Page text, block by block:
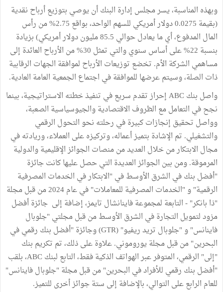
وبهذه المناسبة، يسر مجلس إدارة البنك أن يوصي بتوزيع أرباح نقدية
(بقيمة 0.0275 دولار أمريكي للسهم الواحد، بواقع 2.75% من رأس
المال المدفوع، أي ما يعادل حوالي 85.5 مليون دولار أمريكي) بزيادة
بنسبة 22% على أساس سنوي والتي تمثل 30% من الأرباح العائدة إلى
مساهمي الشركة الأم. تخضع توزيعات الأرباح لموافقة الجهات الرقابية
ذات الصلة، وسيتم عرضها للموافقة في اجتماع الجمعية العامة العادية.
واصل بنك ABC إحراز تقدم سريع في تنفيذ خطته الاستراتيجية، بينما
نجح في التعامل مع الظروف الاقتصادية والجيوسياسية الصعبة،
وواصل تحقيق إنجازات كبيرة في رحلته نحو التحول الرقمي
والتشغيلي. تم الإشادة بتميز أعماله، وتركيزه على العملاء، وريادته في
مجال الابتكار من خلال العديد من منصات الجوائز الإقليمية والدولية
المرموقة. ومن بين الجوائز العديدة التي حصل عليها كانت جائزة
"أفضل بنك في الشرق الأوسط في "الابتكار في الخدمات المصرفية
الرقمية" و "الخدمات المصرفية للمعاملات" في عام 2024 من قبل مجلة
"ذا بانكر" - التابعة لمجموعة فاينانشال تايمز، إضافة إلى جائزة أفضل
مزود لتمويل التجارة في الشرق الأوسط من قبل مجلتي "جلوبال
فاينانس" و "جلوبال تريد ريفيو" (GTR) وجائزة "أفضل بنك رقمي في
البحرين" من قبل مجلة يوروموني. علاوة على ذلك، تم تكريم بنك
"إلى" الرقمي، المتوفر عبر الهواتف الذكية فقط، التابع لبنك ABC، بلقب
"أفضل بنك رقمي للأفراد في البحرين" من قبل مجلة "جلوبال فاينانس"
للعام الرابع على التوالي، بالإضافة إلى ستة جوائز أخرى للتميز.